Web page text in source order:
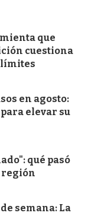
que
cuestiona
límites
en agosto:
elevar su
qué pasó
región
semana: La